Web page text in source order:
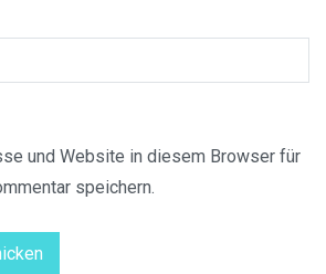
und Website in diesem Browser für
speichern.